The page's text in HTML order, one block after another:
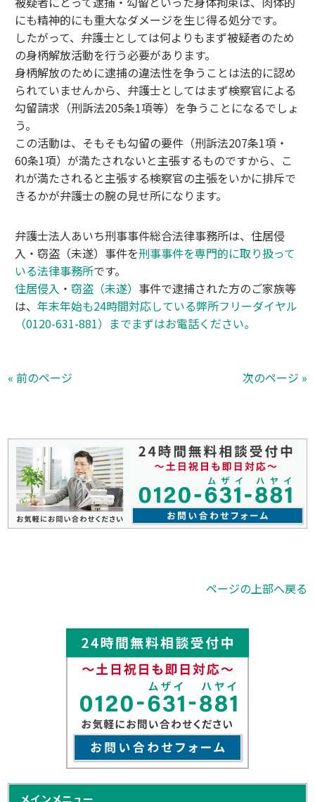
にも精神的にも重大なダメージを生じ得る処分です。
したがって、弁護士としては何よりもまず被疑者のため
の身柄解放活動を行う必要があります。
身柄解放のために逮捕の違法性を争うことは法的に認め
られていませんから、弁護士としてはまず検察官による
勾留請求（刑訴法205条1項等）を争うことになるでしょ
う。
この活動は、そもそも勾留の要件（刑訴法207条1項・
60条1項）が満たされないと主張するものですから、こ
れが満たされると主張する検察官の主張をいかに排斥で
きるかが弁護士の腕の見せ所になります。
弁護士法人あいち刑事事件総合法律事務所は、住居侵
入・窃盗（未遂）事件を刑事事件を専門的に取り扱って
いる法律事務所です。
住居侵入 ・窃盗（未遂） 事件で逮捕された方のご家族等
は、年末年始も24時間対応している弊所フリーダイヤル
（0120-631-881）までまずはお電話ください。
« 前のページ 次のページ »
ページの上部へ戻る
メインメニュー